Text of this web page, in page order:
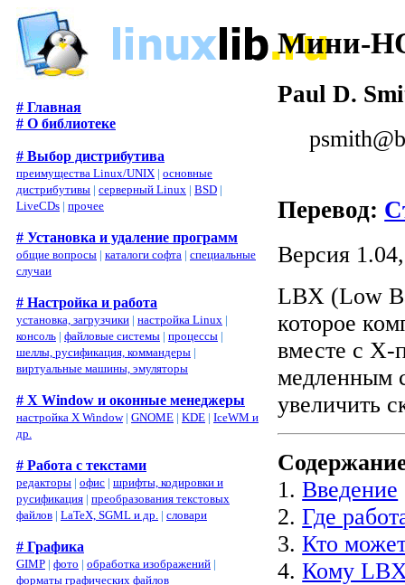
# Главная
# О библиотеке
# Выбор дистрибутива
преимущества Linux/UNIX | основные
дистрибутивы | серверный Linux | BSD |
LiveCDs | прочее
# Установка и удаление программ
общие вопросы | каталоги софта | специальные
случаи
# Настройка и работа
установка, загрузчики | настройка Linux |
консоль | файловые системы | процессы |
шеллы, русификация, коммандеры |
виртуальные машины, эмуляторы
# X Window и оконные менеджеры
настройка X Window| GNOME | KDE | IceWM и
др.
# Работа с текстами
редакторы | офис | шрифты, кодировки и
русификация | преобразования текстовых
файлов | LaTeX, SGML и др. | словари
# Графика
GIMP | фото | обработка изображений |
форматы графических файлов
Мини-
Paul D.
Перевод:
Версия
LBX (Low
которое
вместе с X-
медленным
увеличить
1.Введение
2.Где
3.Кто
4.Кому